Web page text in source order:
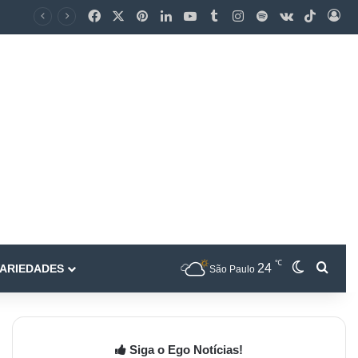
São Paulo 24 ℃
Siga o Ego Notícias!